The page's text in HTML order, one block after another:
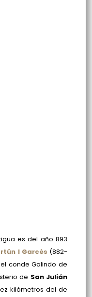
es del año 893
I Garcés (882-
conde Galindo de
de San Julián
kilómetros del de